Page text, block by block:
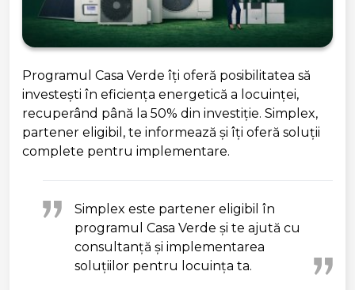
Casa Verde: Simplex este
partener eligibil
26 March, 2026 18:31
Programul Casa Verde îți oferă posibilitatea să
investești în eficiența energetică a locuinței,
recuperând până la 50% din investiție. Simplex,
partener eligibil, te informează și îți oferă soluții
complete pentru implementare.
Simplex este partener eligibil în
programul Casa Verde și te ajută cu
consultanță și implementarea
soluțiilor pentru locuința ta.